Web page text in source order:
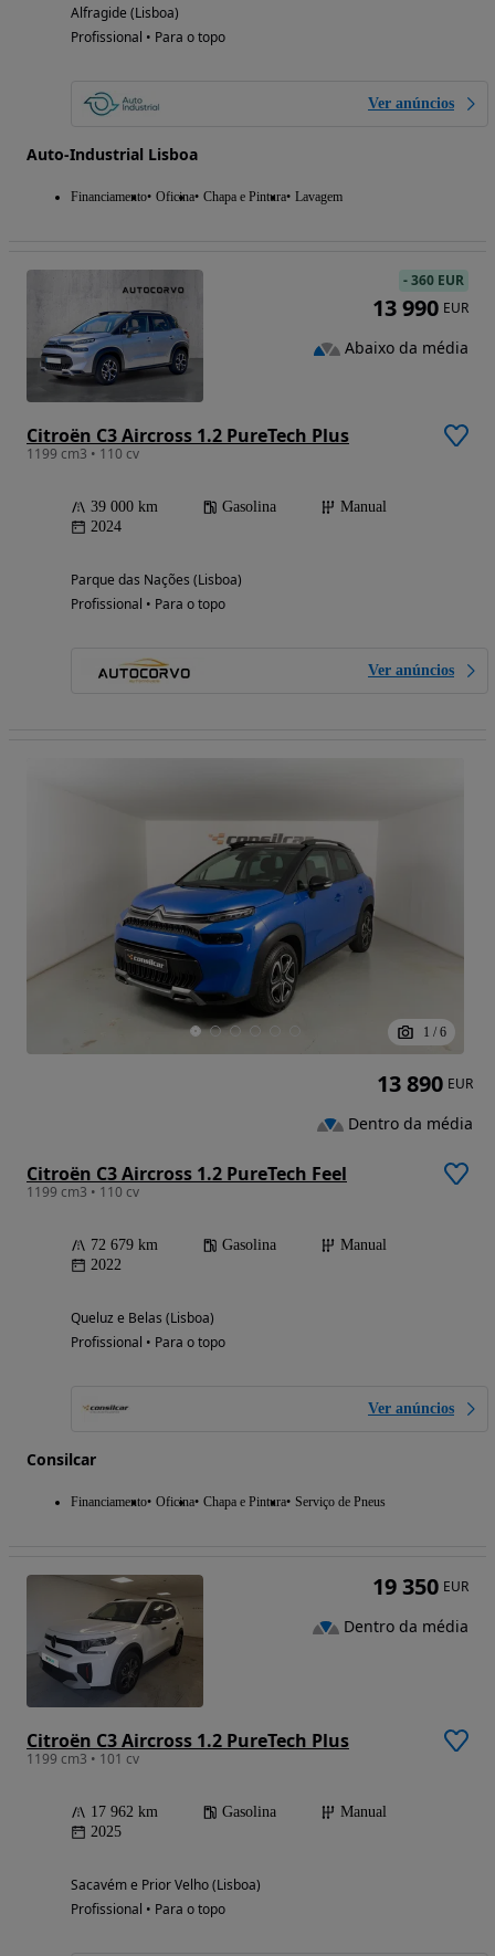
Alfragide (Lisboa)
Profissional • Para o topo
Ver anúncios
Auto-Industrial Lisboa
Financiamento Oficina Chapa e Pintura Lavagem
Citroën C3 Aircross 1.2 PureTech Plus
1199 cm3 • 110 cv
39 000 km Gasolina
Manual
2024
Parque das Nações (Lisboa)
Profissional • Para o topo
Ver anúncios
-360 EUR
13 990 EUR
Abaixo da média
1 / 6
Citroën C3 Aircross 1.2 PureTech Feel
1199 cm3 • 110 cv
72 679 km Gasolina
Manual
2022
Queluz e Belas (Lisboa)
Profissional • Para o topo
Ver anúncios
Consilcar
Financiamento Oficina Chapa e Pintura Serviço de Pneus
13 890 EUR
Dentro da média
Citroën C3 Aircross 1.2 PureTech Plus
1199 cm3 • 101 cv
17 962 km Gasolina
Manual
2025
Sacavém e Prior Velho (Lisboa)
Profissional • Para o topo
19 350 EUR
Dentro da média